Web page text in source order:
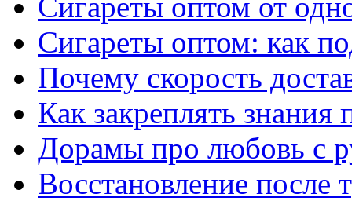
Сигареты оптом: как
Почему скорость
Как закреплять знания
Дорамы про любовь с
Восстановление после